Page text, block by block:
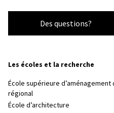
Des questions?
Les écoles et la recherche
École supérieure
régional
École d’architecture